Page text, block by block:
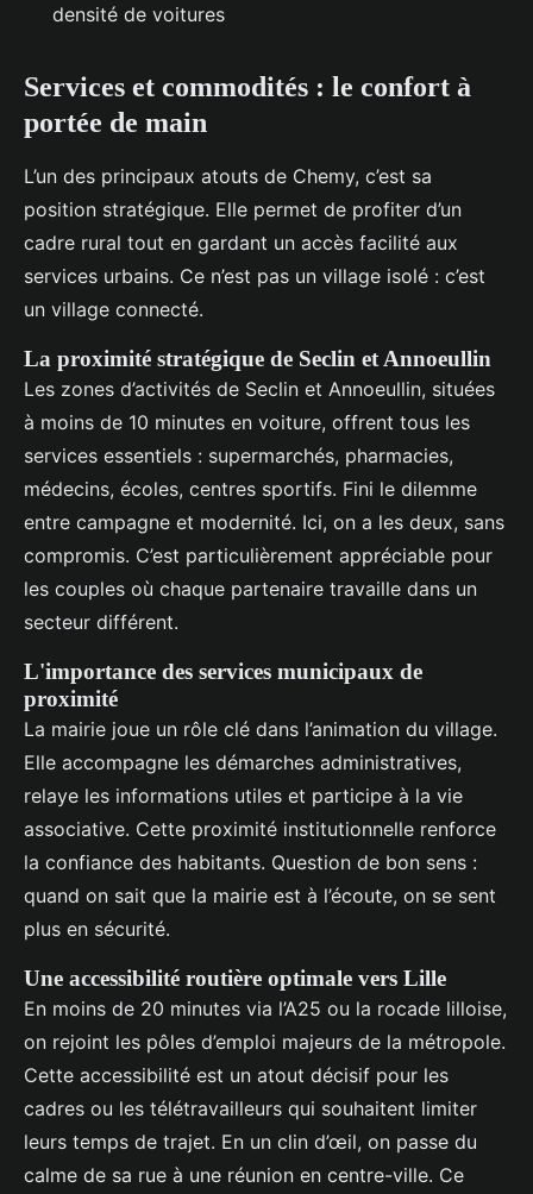
densité de voitures
Services et commodités : le confort à
portée de main
L’un des principaux atouts de Chemy, c’est sa
position stratégique. Elle permet de profiter d’un
cadre rural tout en gardant un accès facilité aux
services urbains. Ce n’est pas un village isolé : c’est
un village connecté.
La proximité stratégique de Seclin et Annoeullin
Les zones d’activités de Seclin et Annoeullin, situées
à moins de 10 minutes en voiture, offrent tous les
services essentiels : supermarchés, pharmacies,
médecins, écoles, centres sportifs. Fini le dilemme
entre campagne et modernité. Ici, on a les deux, sans
compromis. C’est particulièrement appréciable pour
les couples où chaque partenaire travaille dans un
secteur différent.
L'importance des services municipaux de
proximité
La mairie joue un rôle clé dans l’animation du village.
Elle accompagne les démarches administratives,
relaye les informations utiles et participe à la vie
associative. Cette proximité institutionnelle renforce
la confiance des habitants. Question de bon sens :
quand on sait que la mairie est à l’écoute, on se sent
plus en sécurité.
Une accessibilité routière optimale vers Lille
En moins de 20 minutes via l’A25 ou la rocade lilloise,
on rejoint les pôles d’emploi majeurs de la métropole.
Cette accessibilité est un atout décisif pour les
cadres ou les télétravailleurs qui souhaitent limiter
leurs temps de trajet. En un clin d’œil, on passe du
calme de sa rue à une réunion en centre-ville. Ce